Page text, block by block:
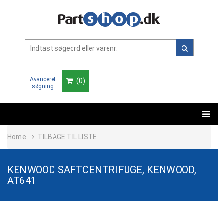
Avanceret
søgning
(0)
Home TILBAGE TIL LISTE
KENWOOD SAFTCENTRIFUGE, KENWOOD,
AT641